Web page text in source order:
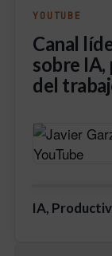
YOUTUBE
Canal
sobre
del
IA,